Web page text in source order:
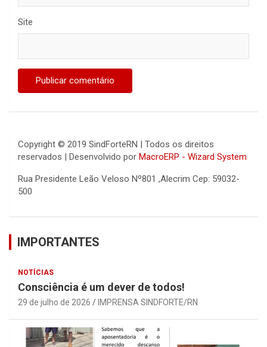
Site
Copyright © 2019 SindForteRN | Todos os direitos
reservados | Desenvolvido por MacroERP - Wizard System
Rua Presidente Leão Veloso Nº801 ,Alecrim Cep: 59032-
500
IMPORTANTES
NOTÍCIAS
Consciência é um dever de todos!
29 de julho de 2026 IMPRENSA SINDFORTE/RN